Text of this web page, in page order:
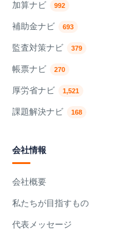
加算ナビ 992
補助金ナビ 693
監査対策ナビ 379
帳票ナビ 270
厚労省ナビ 1,521
課題解決ナビ 168
会社情報
会社概要
私たちが目指すもの
代表メッセージ